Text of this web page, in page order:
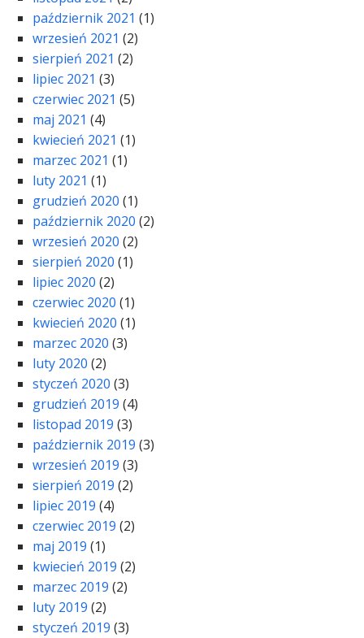
październik 2021 (1)
wrzesień 2021 (2)
sierpień 2021 (2)
lipiec 2021 (3)
czerwiec 2021 (5)
maj 2021 (4)
kwiecień 2021 (1)
marzec 2021 (1)
luty 2021 (1)
grudzień 2020 (1)
październik 2020 (2)
wrzesień 2020 (2)
sierpień 2020 (1)
lipiec 2020 (2)
czerwiec 2020 (1)
kwiecień 2020 (1)
marzec 2020 (3)
luty 2020 (2)
styczeń 2020 (3)
grudzień 2019 (4)
listopad 2019 (3)
październik 2019 (3)
wrzesień 2019 (3)
sierpień 2019 (2)
lipiec 2019 (4)
czerwiec 2019 (2)
maj 2019 (1)
kwiecień 2019 (2)
marzec 2019 (2)
luty 2019 (2)
styczeń 2019 (3)